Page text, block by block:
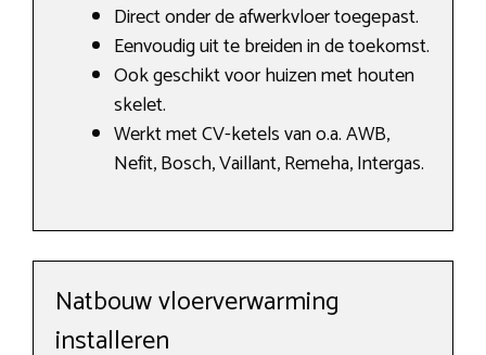
Direct onder de afwerkvloer toegepast.
Eenvoudig uit te breiden in de toekomst.
Ook geschikt voor huizen met houten
skelet.
Werkt met CV-ketels van o.a. AWB,
Nefit, Bosch, Vaillant, Remeha, Intergas.
Natbouw vloerverwarming
installeren